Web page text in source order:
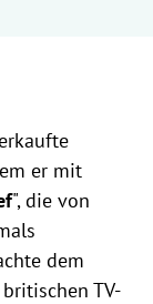
er mit
", die von
dem
TV-